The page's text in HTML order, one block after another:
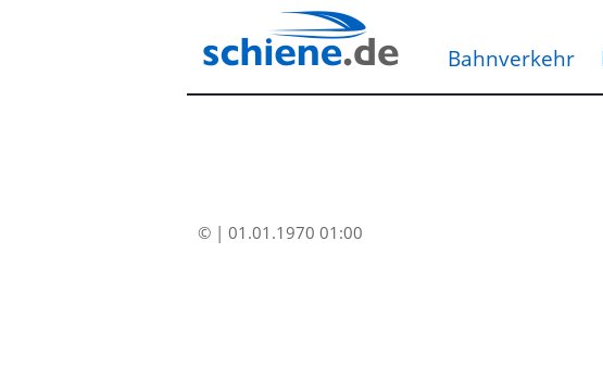
Bahnverkehr
© | 01.01.1970 01:00